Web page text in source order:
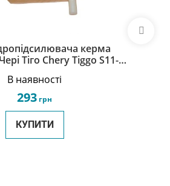
керма
Тіго Chery Tiggo S11-
В наявності
293 грн
КУПИТИ